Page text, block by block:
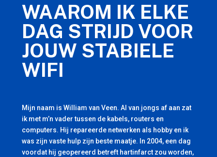
WAAROM IK ELKE
DAG STRIJD VOOR
JOUW STABIELE
WIFI
Mijn naam is William van Veen. Al van jongs af aan zat
ik met m’n vader tussen de kabels, routers en
computers. Hij repareerde netwerken als hobby en ik
was zijn vaste hulp zijn beste maatje. In 2004, een dag
voordat hij geopereerd betreft hartinfarct zou worden,